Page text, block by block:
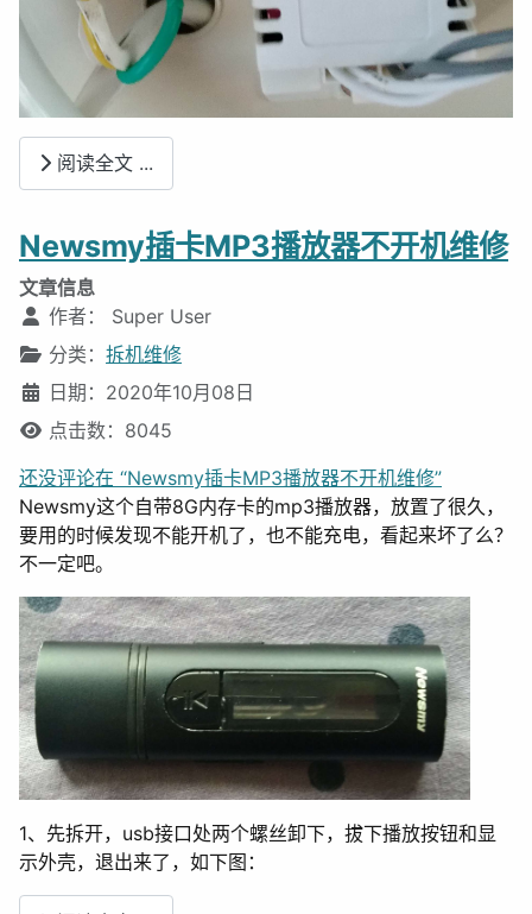
阅读全文 ...
Newsmy插卡MP3播放器不开机维修
文章信息
作者： Super User
分类： 拆机维修
日期：2020年10月08日
点击数：8045
还没评论在 “Newsmy插卡MP3播放器不开机维修”
Newsmy这个自带8G内存卡的mp3播放器，放置了很久，
要用的时候发现不能开机了，也不能充电，看起来坏了么？
不一定吧。
1、先拆开，usb接口处两个螺丝卸下，拔下播放按钮和显
示外壳，退出来了，如下图：